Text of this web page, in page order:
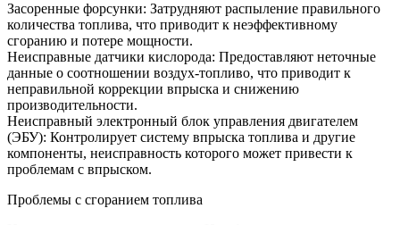
Засоренные форсунки: Затрудняют распыление правильного
количества топлива, что приводит к неэффективному
сгоранию и потере мощности.
Неисправные датчики кислорода: Предоставляют неточные
данные о соотношении воздух-топливо, что приводит к
неправильной коррекции впрыска и снижению
производительности.
Неисправный электронный блок управления двигателем
(ЭБУ): Контролирует систему впрыска топлива и другие
компоненты, неисправность которого может привести к
проблемам с впрыском.
Проблемы с сгоранием топлива